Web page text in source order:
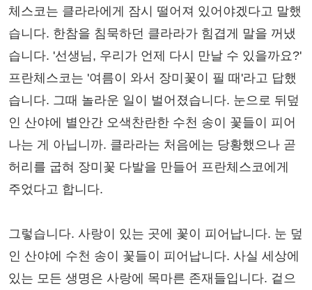
체스코는 클라라에게 잠시 떨어져 있어야겠다고 말했
습니다. 한참을 침묵하던 클라라가 힘겹게 말을 꺼냈
습니다. '선생님, 우리가 언제 다시 만날 수 있을까요?'
프란체스코는 '여름이 와서 장미꽃이 필 때'라고 답했
습니다. 그때 놀라운 일이 벌어졌습니다. 눈으로 뒤덮
인 산야에 별안간 오색찬란한 수천 송이 꽃들이 피어
나는 게 아닙니까. 클라라는 처음에는 당황했으나 곧
허리를 굽혀 장미꽃 다발을 만들어 프란체스코에게
주었다고 합니다.
그렇습니다. 사랑이 있는 곳에 꽃이 피어납니다. 눈 덮
인 산야에 수천 송이 꽃들이 피어납니다. 사실 세상에
있는 모든 생명은 사랑에 목마른 존재들입니다. 겉으